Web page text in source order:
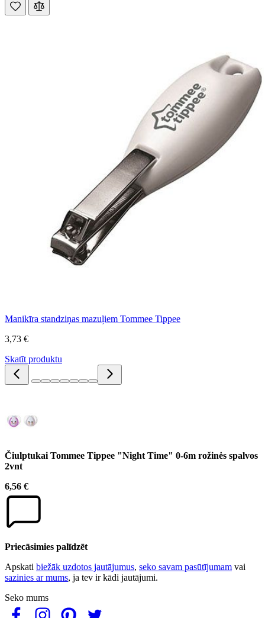
Manikīra standziņas mazuļiem Tommee Tippee
3,73 €
Skatīt produktu
Čiulptukai Tommee Tippee "Night Time" 0-6m rožinės spalvos
2vnt
6,56 €
Priecāsimies palīdzēt
Apskati biežāk uzdotos jautājumus, seko savam pasūtījumam vai
sazinies ar mums, ja tev ir kādi jautājumi.
Seko mums